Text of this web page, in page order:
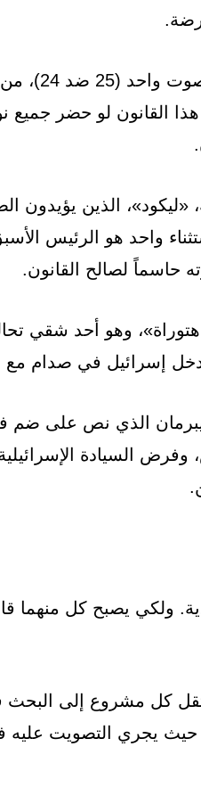
الذين يؤيدون
واحد هو الرئيس
حاسماً لصالح القانون.
وهو أحد شقي
إسرائيل في صدام مع
الذي نص على ضم
وفرض السيادة
ولكي يصبح كل منهما
كل مشروع إلى البحث
حيث يجري التصويت عليه